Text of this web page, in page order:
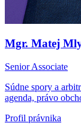
Mgr. Matej
Senior Associate
Súdne spory a
agenda, právo
Profil právnika